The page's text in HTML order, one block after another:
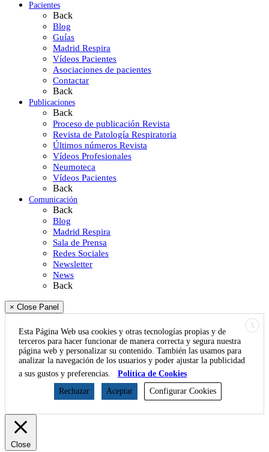
Pacientes
Back
Blog
Guías
Madrid Respira
Vídeos Pacientes
Asociaciones de pacientes
Contactar
Back
Publicaciones
Back
Proceso de publicación Revista
Revista de Patología Respiratoria
Últimos números Revista
Vídeos Profesionales
Neumoteca
Vídeos Pacientes
Back
Comunicación
Back
Blog
Madrid Respira
Sala de Prensa
Redes Sociales
Newsletter
News
Back
× Close Panel
X
Esta Página Web usa cookies y otras tecnologías propias y de
terceros para hacer funcionar de manera correcta y segura nuestra
página web y personalizar su contenido. También las usamos para
analizar la navegación de los usuarios y poder ajustar la publicidad
a sus gustos y preferencias.
Política de Cookies
Rechazar
Aceptar Configurar Cookies
Close